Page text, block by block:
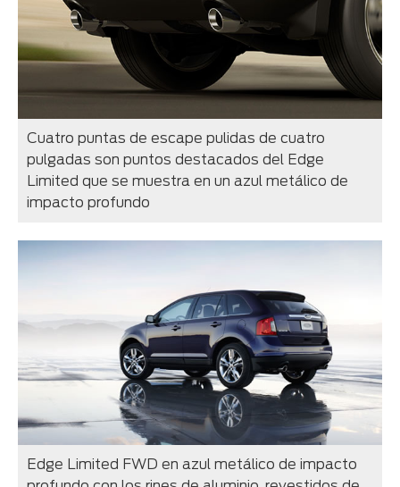
Cuatro puntas de escape pulidas de cuatro
pulgadas son puntos destacados del Edge
Limited que se muestra en un azul metálico de
impacto profundo
Edge Limited FWD en azul metálico de impacto